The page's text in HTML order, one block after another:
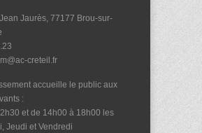
Jaurès, 77177 Brou-sur-
creteil.fr
accueille le public aux
:
et de 14h00 à 18h00 les
Jeudi et Vendredi